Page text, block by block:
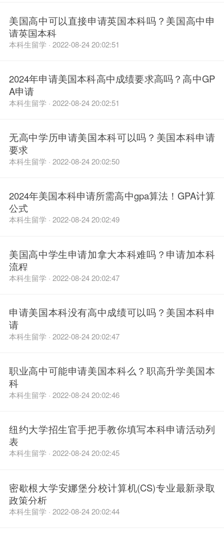
美国高中可以直接申请英国本科吗？美国高中申
请英国本科
本科生留学 · 2022-08-24 20:02:51
2024年申请美国本科高中成绩要求高吗？高中GP
A申请
本科生留学 · 2022-08-24 20:02:51
无高中学历申请美国本科可以吗？美国本科申请
要求
本科生留学 · 2022-08-24 20:02:50
2024年美国本科申请所需高中gpa算法！GPA计算
公式
本科生留学 · 2022-08-24 20:02:49
美国高中学生申请加拿大本科难吗？申请加本科
流程
本科生留学 · 2022-08-24 20:02:47
申请美国本科没有高中成绩可以吗？美国本科申
请
本科生留学 · 2022-08-24 20:02:47
职业高中可能申请美国本科么？职高升学美国本
科
本科生留学 · 2022-08-24 20:02:46
纽约大学招生官手把手教你填写本科申请活动列
表
本科生留学 · 2022-08-24 20:02:45
密歇根大学安娜堡分校计算机(CS)专业最新录取
政策分析
本科生留学 · 2022-08-24 20:02:44